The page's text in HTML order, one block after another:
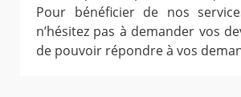
Pour bénéficier de nos
n’hésitez pas à demander vos
de pouvoir répondre à vos